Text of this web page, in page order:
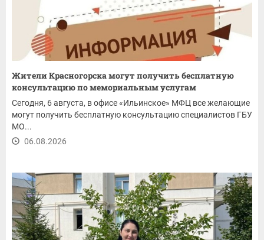
Жители Красногорска могут получить бесплатную
консультацию по мемориальным услугам
Сегодня, 6 августа, в офисе «Ильинское» МФЦ все желающие
могут получить бесплатную консультацию специалистов ГБУ
МО...
06.08.2026